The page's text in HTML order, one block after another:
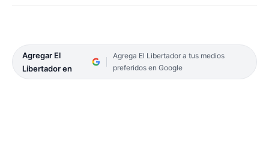
Agregar El
Libertador en
Agrega El Libertador a tus medios
preferidos en Google